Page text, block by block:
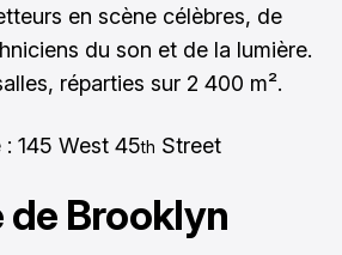
en scène célèbres, de
du son et de la lumière.
réparties sur 2 400 m².
145 West 45th Street
de Brooklyn